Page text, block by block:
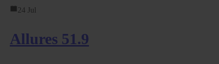
24 Jul
Allures 51.9